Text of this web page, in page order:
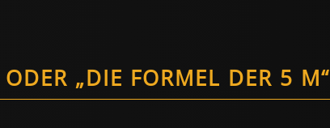
ODER „DIE FORMEL DER 5 M“